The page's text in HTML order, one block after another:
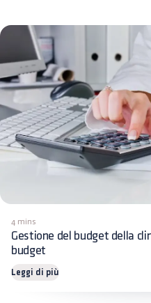
4 mins
Gestione del budget della
budget
Leggi di più